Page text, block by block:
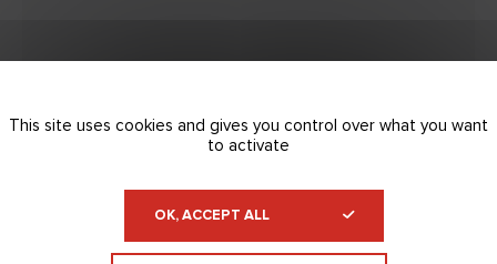
mécanisée. Quels sont les avantages et les spécificités
de chaque technique d’application d'...
DÉCOUVRIR
This site uses cookies and gives you control over what you want
to activate
OK, ACCEPT ALL